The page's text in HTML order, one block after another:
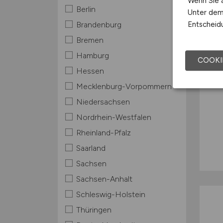
Berlin
Brandenburg
Bremen
Hamburg
Hessen
Mecklenburg-Vorpommern
Niedersachsen
Nordrhein-Westfalen
Rheinland-Pfalz
Saarland
Sachsen
Sachsen-Anhalt
Schleswig-Holstein
Thüringen
Unter